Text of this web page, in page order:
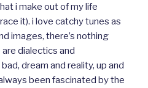
i make out of my life
it). i love catchy tunes as
images, there’s nothing
dialectics and
dream and reality, up and
been fascinated by the